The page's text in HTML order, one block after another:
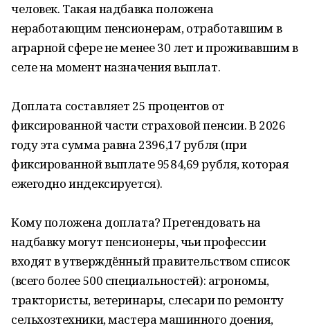
человек. Такая надбавка положена
неработающим пенсионерам, отработавшим в
аграрной сфере не менее 30 лет и проживавшим в
селе на момент назначения выплат.
Доплата составляет 25 процентов от
фиксированной части страховой пенсии. В 2026
году эта сумма равна 2396,17 рубля (при
фиксированной выплате 9584,69 рубля, которая
ежегодно индексируется).
Кому положена доплата? Претендовать на
надбавку могут пенсионеры, чьи профессии
входят в утверждённый правительством список
(всего более 500 специальностей): агрономы,
трактористы, ветеринары, слесари по ремонту
сельхозтехники, мастера машинного доения,